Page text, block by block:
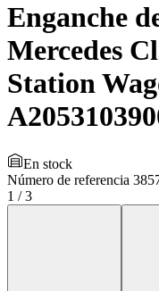
Enganche
Mercedes
Station
En stock
Número de referencia
1 /3